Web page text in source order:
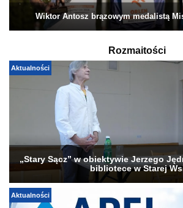
Wiktor Antosz brązowym medalistą
Rozmaitości
Aktualności
„Stary Sącz” w obiektywie Jerzego
bibliotece w Starej
Aktualności